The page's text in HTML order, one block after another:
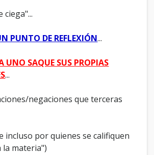
ciega"...
PUNTO DE REFLEXIÓN...
UNO SAQUE SUS PROPIAS
...
negaciones que terceras
incluso por quienes se califiquen
la materia")